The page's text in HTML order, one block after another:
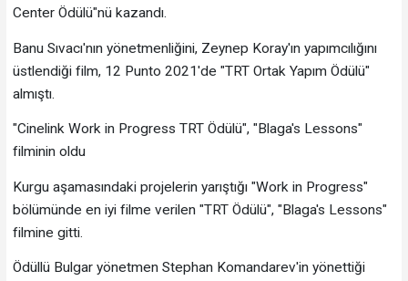
Center Ödülü"nü kazandı.
Banu Sıvacı'nın yönetmenliğini, Zeynep Koray'ın yapımcılığını
üstlendiği film, 12 Punto 2021'de "TRT Ortak Yapım Ödülü"
almıştı.
"Cinelink Work in Progress TRT Ödülü", "Blaga's Lessons"
filminin oldu
Kurgu aşamasındaki projelerin yarıştığı "Work in Progress"
bölümünde en iyi filme verilen "TRT Ödülü", "Blaga's Lessons"
filmine gitti.
Ödüllü Bulgar yönetmen Stephan Komandarev'in yönettiği